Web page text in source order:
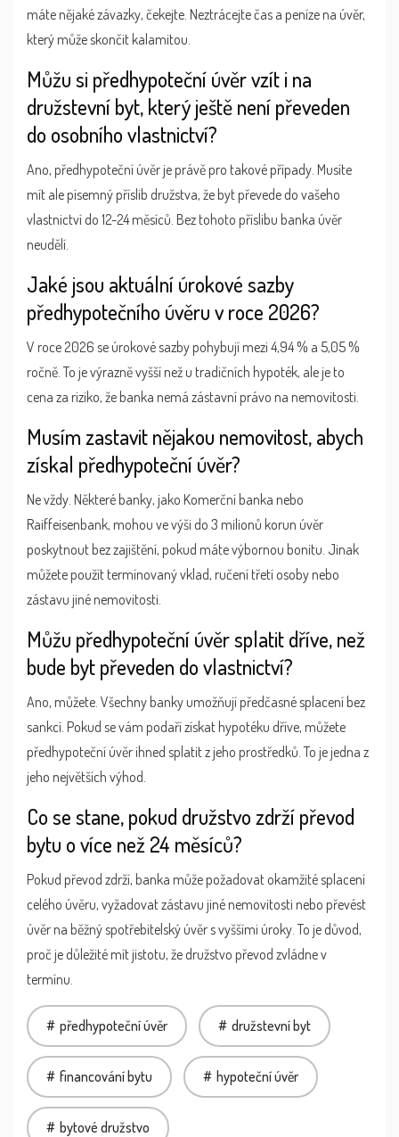
máte nějaké závazky, čekejte. Neztrácejte čas a peníze na úvěr,
který může skončit kalamitou.
Můžu si předhypoteční úvěr vzít i na
družstevní byt, který ještě není převeden
do osobního vlastnictví?
Ano, předhypoteční úvěr je právě pro takové případy. Musíte
mít ale písemný příslib družstva, že byt převede do vašeho
vlastnictví do 12-24 měsíců. Bez tohoto příslibu banka úvěr
neudělí.
Jaké jsou aktuální úrokové sazby
předhypotečního úvěru v roce 2026?
V roce 2026 se úrokové sazby pohybují mezi 4,94 % a 5,05 %
ročně. To je výrazně vyšší než u tradičních hypoték, ale je to
cena za riziko, že banka nemá zástavní právo na nemovitosti.
Musím zastavit nějakou nemovitost, abych
získal předhypoteční úvěr?
Ne vždy. Některé banky, jako Komerční banka nebo
Raiffeisenbank, mohou ve výši do 3 milionů korun úvěr
poskytnout bez zajištění, pokud máte výbornou bonitu. Jinak
můžete použít termínovaný vklad, ručení třetí osoby nebo
zástavu jiné nemovitosti.
Můžu předhypoteční úvěr splatit dříve, než
bude byt převeden do vlastnictví?
Ano, můžete. Všechny banky umožňují předčasné splacení bez
sankcí. Pokud se vám podaří získat hypotéku dříve, můžete
předhypoteční úvěr ihned splatit z jeho prostředků. To je jedna z
jeho největších výhod.
Co se stane, pokud družstvo zdrží převod
bytu o více než 24 měsíců?
Pokud převod zdrží, banka může požadovat okamžité splacení
celého úvěru, vyžadovat zástavu jiné nemovitosti nebo převést
úvěr na běžný spotřebitelský úvěr s vyššími úroky. To je důvod,
proč je důležité mít jistotu, že družstvo převod zvládne v
termínu.
předhypoteční úvěr družstevní byt
financování bytu hypoteční úvěr
bytové družstvo